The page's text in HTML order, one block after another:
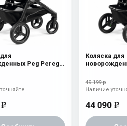
Peg Perego
e
Коляска для
49 199 р
44 090 e
Наличие